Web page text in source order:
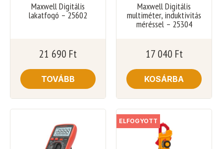
Maxwell Digitális
lakatfogó – 25602
21 690 Ft
TOVÁBB
Maxwell Digitális
multiméter, induktivitás
méréssel – 25304
17 040 Ft
KOSÁRBA
ELFOGYOTT